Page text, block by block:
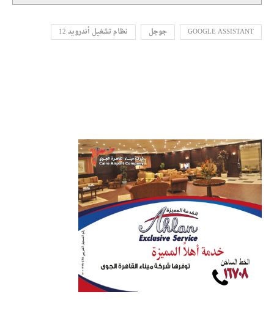
GOOGLE ASSISTANT جوجل نظام تشغيل أندرويد 12